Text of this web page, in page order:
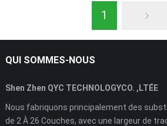
1
QUI SOMMES-NOUS
Shen Zhen QYC TECHNOLOGYCO. ,LTÉE
Nous fabriquons principalement des
de 2 À 26 Couches, avec une largeur de